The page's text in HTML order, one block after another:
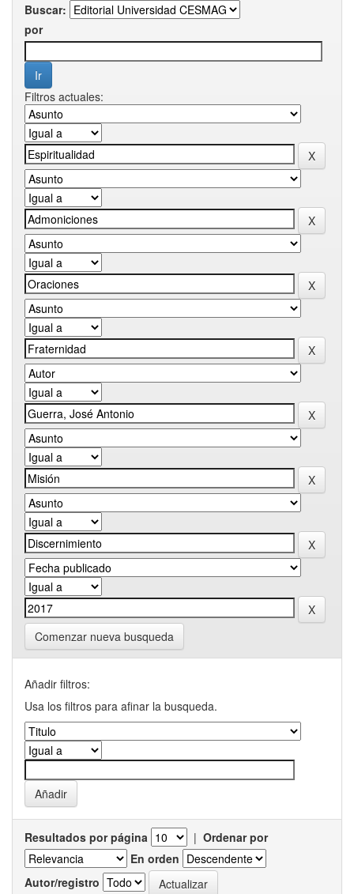
Buscar:
por
Filtros actuales:
Comenzar nueva busqueda
Añadir filtros:
Usa los filtros para afinar la busqueda.
Resultados por página | Ordenar por
En orden
Autor/registro